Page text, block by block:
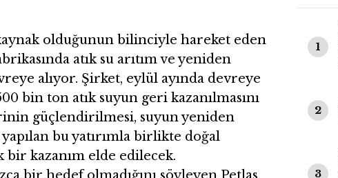
olduğunun bilinciyle hareket eden
atık su arıtım ve yeniden
alıyor. Şirket, eylül ayında devreye
bin ton atık suyun geri kazanılmasını
güçlendirilmesi, suyun yeniden
bu yatırımla birlikte doğal
bir kazanım elde edilecek.
1
2
3